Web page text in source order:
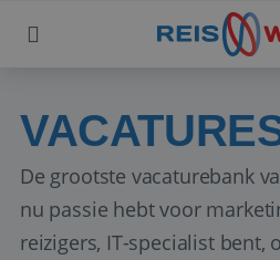
De grootste vacaturebank
nu passie hebt voor
reizigers, IT-specialist bent,